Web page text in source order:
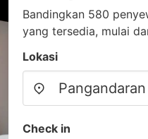
Bandingkan 580
yang tersedia, mulai
Lokasi
Check in